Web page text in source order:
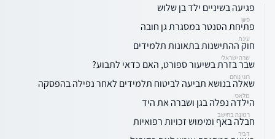
פגיעה בשיניים ילד בן שלוש
סיוון
פתיחת הסנטר במסגרת גן חובה
עינת
חוק ההתישנות בתאונות תלמידים
שרה ישראלי
שבר בזרת בשיעור ספורט, האם כדאי לתבוע?
רוני נוחם
שאלה בנושא תביעה לביטוח תלמידים לאחר נפילה בהפסקה
מלאכי
הילדה נפלה בגן ושברה את היד
רמינה בחישב
חבלה באף ומימוש זכויות רפואיות
דביר